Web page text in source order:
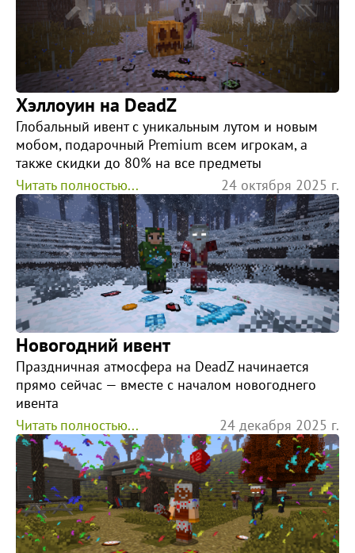
Хэллоуин на DeadZ
Глобальный ивент с уникальным лутом и новым
мобом, подарочный Premium всем игрокам, а
также скидки до 80% на все предметы
Читать полностью...
24 октября 2025 г.
Новогодний ивент
Праздничная атмосфера на DeadZ начинается
прямо сейчас — вместе с началом новогоднего
ивента
Читать полностью...
24 декабря 2025 г.